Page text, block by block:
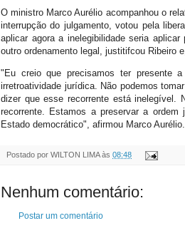
O ministro Marco Aurélio acompanhou o
interrupção do julgamento, votou pela
aplicar agora a inelegibilidade seria
outro ordenamento legal, justitifcou Ribeiro
"Eu creio que precisamos ter presente
irretroatividade jurídica. Não podemos
dizer que esse recorrente está inelegível.
recorrente. Estamos a preservar a
Estado democrático", afirmou Marco Aurélio.
Postado por WILTON LIMA às 08:48
Nenhum comentário:
Postar um comentário